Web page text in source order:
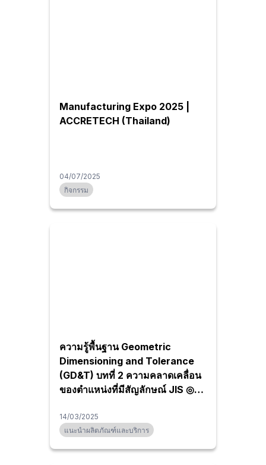
Manufacturing Expo 2025 |
ACCRETECH (Thailand)
04/07/2025
กิจกรรม
ความรู้พื้นฐาน Geometric
Dimensioning and Tolerance
(GD&T) บทที่ 2 ความคลาดเคลื่อน
ของตำแหน่งที่มีสัญลักษณ์ JIS ◎
ต่างกันของคำว่า 'ความร่วมศูนย์'
และ 'ความร่วมแกน'
14/03/2025
แนะนำผลิตภัณฑ์และบริการ